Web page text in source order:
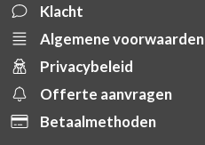
Klacht
Algemene voorwaarden
Privacybeleid
Offerte aanvragen
Betaalmethoden